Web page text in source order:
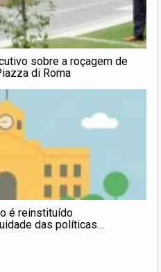
sobre a roçagem de
di Roma
é reinstituído
das políticas